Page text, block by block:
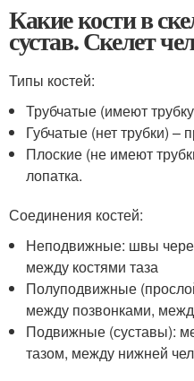
Какие кости в
сустав. Скелет
Типы костей:
Трубчатые (имеют
Губчатые (нет трубки) –
Плоские (не имеют
лопатка.
Соединения костей:
Неподвижные: швы
между костями таза
Полуподвижные
между позвонками,
Подвижные (суставы):
тазом, между нижней